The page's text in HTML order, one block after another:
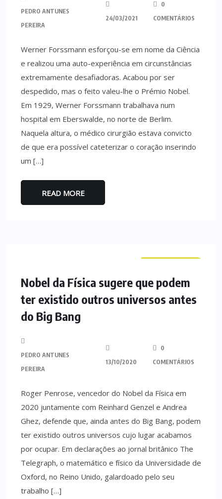
PEDRO ANTUNES
PEREIRA
24/03/2021
0
COMENTÁRIOS
Werner Forssmann esforçou-se em nome da Ciência
e realizou uma auto-experiência em circunstâncias
extremamente desafiadoras. Acabou por ser
despedido, mas o feito valeu-lhe o Prémio Nobel.
Em 1929, Werner Forssmann trabalhava num
hospital em Eberswalde, no norte de Berlim.
Naquela altura, o médico cirurgião estava convicto
de que era possível cateterizar o coração inserindo
um […]
READ MORE
Nobel da Física sugere que podem
ter existido outros universos antes
do Big Bang
PEDRO ANTUNES
PEREIRA
13/10/2020
0
COMENTÁRIOS
Roger Penrose, vencedor do Nobel da Física em
2020 juntamente com Reinhard Genzel e Andrea
Ghez, defende que, ainda antes do Big Bang, podem
ter existido outros universos cujo lugar acabamos
por ocupar. Em declarações ao jornal britânico The
Telegraph, o matemático e físico da Universidade de
Oxford, no Reino Unido, galardoado pelo seu
trabalho […]